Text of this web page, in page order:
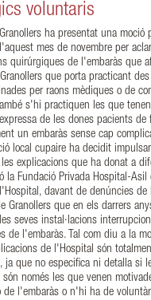
voluntaris
ha presentat una moció
mes de novembre per
quirúrgiques de l'embaràs que
que porta practicant
per raons mèdiques o de
s'hi practiquen les que
de les dones pacients de
un embaràs sense cap
local cupaire ha decidit
explicacions que ha donat a
la Fundació Privada Hospital-Asil
davant de denúncies de
Granollers que en els darrers
seves instal·lacions
de l'embaràs. Tal com diu a la
de l'Hospital són
ja que no especifica ni detalla si
són només les que venen
de l'embaràs o n'hi ha de